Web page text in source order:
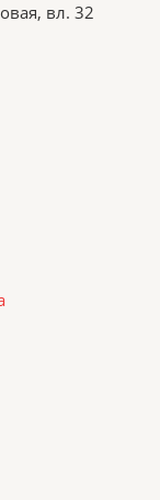
вл. 32